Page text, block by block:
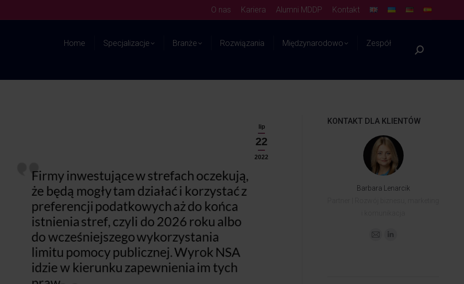
O nas Kariera Alumni MDDP Kontakt
Home Specjalizacje Branże Rozwiązania Międzynarodowo Zespół
lip
22
2022
KONTAKT DLA KLIENTÓW
Barbara Lenarcik